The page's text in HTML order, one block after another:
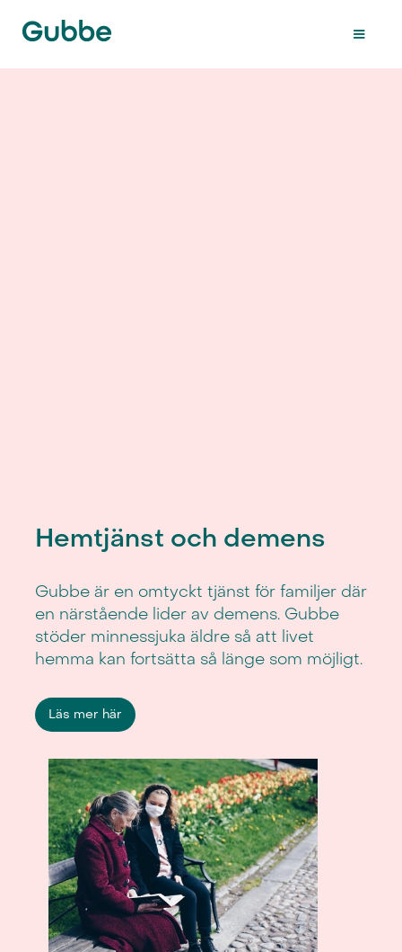
Hemtjänst och demens
Gubbe är en omtyckt tjänst för familjer där
en närstående lider av demens. Gubbe
stöder minnessjuka äldre så att livet
hemma kan fortsätta så länge som möjligt.
Läs mer här